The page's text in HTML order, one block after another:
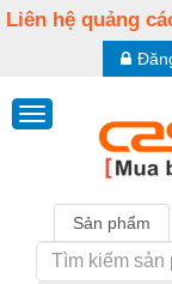
Liên hệ quảng
Sản phẩm